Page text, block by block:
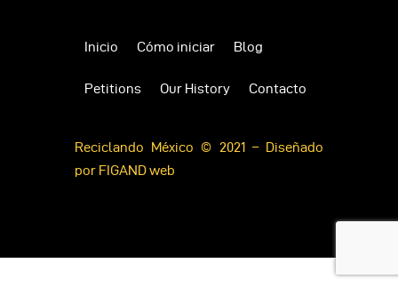
Reciclando México © 2021 – Diseñado
por FIGAND web
Inicio Cómo iniciar Blog
Petitions Our History Contacto